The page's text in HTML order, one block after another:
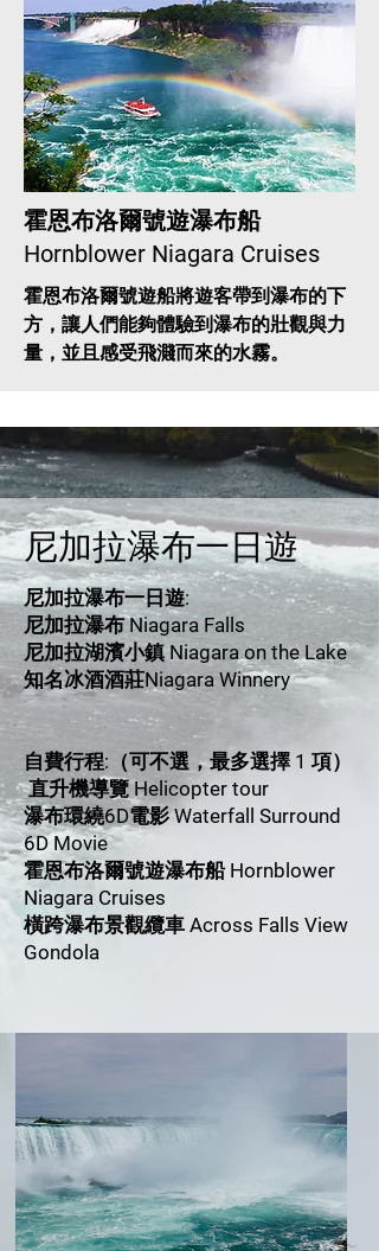
霍恩布洛爾號遊瀑布船
Hornblower Niagara Cruises
霍恩布洛爾號遊船將遊客帶到瀑布的下
方，讓人們能夠體驗到瀑布的壯觀與力
量，並且感受飛濺而來的水霧。
​尼加拉瀑布一日遊
尼加拉瀑布一日遊:
尼加拉瀑布 Niagara Falls
尼加拉湖濱小鎮 Niagara on the Lake
知名冰酒酒莊Niagara Winnery
自費行程:（可不選，最多選擇 1 項）
直升機導覽 Helicopter tour
瀑布環繞6D電影 Waterfall Surround
6D Movie
霍恩布洛爾號遊瀑布船 Hornblower
Niagara Cruises
橫跨瀑布景觀纜車 Across Falls View
Gondola